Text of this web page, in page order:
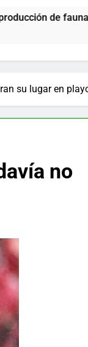
fauna silvestre
su lugar en
no